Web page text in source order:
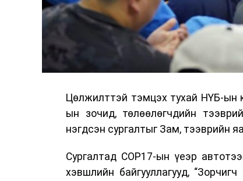
Цөлжилттэй тэмцэх тухай НҮБ-ын
ын зочид, төлөөлөгчдийн
нэгдсэн сургалтыг Зам, тээврийн
Сургалтад COP17-ын үеэр
хэвшлийн байгууллагууд,